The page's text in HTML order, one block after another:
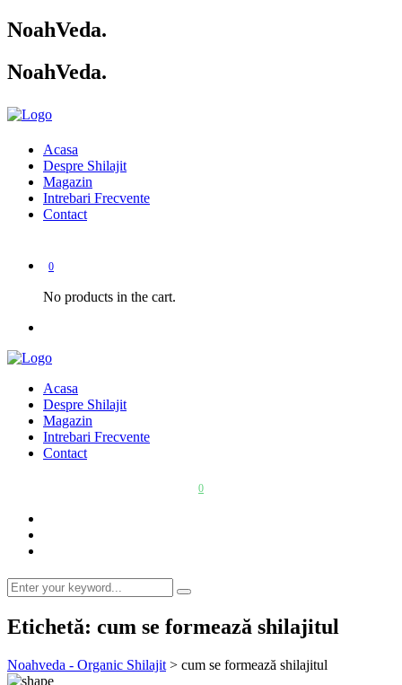
NoahVeda.
NoahVeda.
Acasa
Despre Shilajit
Magazin
Intrebari Frecvente
Contact
0
No products in the cart.
Acasa
Despre Shilajit
Magazin
Intrebari Frecvente
Contact
0
Etichetă: cum se formează shilajitul
Noahveda - Organic Shilajit > cum se formează shilajitul